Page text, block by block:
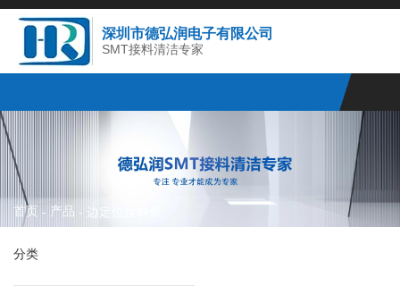
深圳市德弘润电子有限公司
SMT接料清洁专家
首页 - 产品 - 边定位接料带
分类